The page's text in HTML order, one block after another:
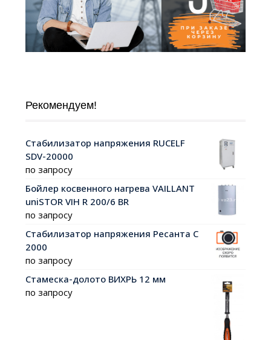
Рекомендуем!
Стабилизатор напряжения RUCELF
SDV-20000
по запросу
Бойлер косвенного нагрева VAILLANT
uniSTOR VIH R 200/6 ВR
по запросу
Стабилизатор напряжения Ресанта С
2000
по запросу
Стамеска-долото ВИХРЬ 12 мм
по запросу